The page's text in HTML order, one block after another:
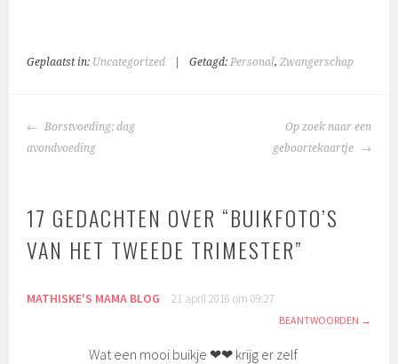
Geplaatst in: Uncategorized Getagd: Personal,Zwangerschap
BERICHTNAVIGATIE
Borstvoeding; dag
avondvoeding
Op zoek naar een
geboortekaartje
17 GEDACHTEN OVER “BUIKFOTO’S
VAN HET TWEEDE TRIMESTER”
MATHISKE'S MAMA BLOG 21 april 2016 om 09:27
BEANTWOORDEN
Wat een mooi buikje ❤❤ krijg er zelf